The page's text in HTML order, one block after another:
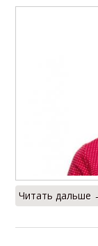
Читать дальше